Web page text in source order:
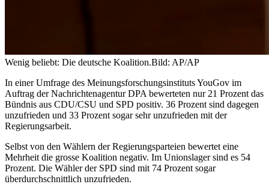
Wenig beliebt: Die deutsche Koalition.Bild: AP/AP
In einer Umfrage des Meinungsforschungsinstituts YouGov im
Auftrag der Nachrichtenagentur DPA bewerteten nur 21 Prozent das
Bündnis aus CDU/CSU und SPD positiv. 36 Prozent sind dagegen
unzufrieden und 33 Prozent sogar sehr unzufrieden mit der
Regierungsarbeit.
Selbst von den Wählern der Regierungsparteien bewertet eine
Mehrheit die grosse Koalition negativ. Im Unionslager sind es 54
Prozent. Die Wähler der SPD sind mit 74 Prozent sogar
überdurchschnittlich unzufrieden.